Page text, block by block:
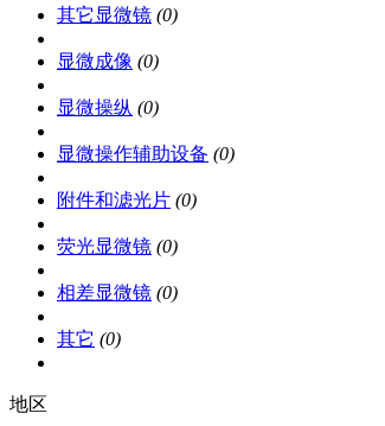
其它显微镜 (0)
显微成像 (0)
显微操纵 (0)
显微操作辅助设备 (0)
附件和滤光片 (0)
荧光显微镜 (0)
相差显微镜 (0)
其它 (0)
地区